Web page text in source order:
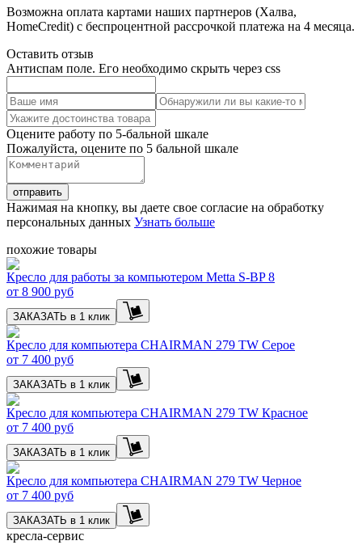
Возможна оплата картами наших партнеров (Халва,
НоmeCredit) с беспроцентной рассрочкой платежа на 4 месяца.
Оставить отзыв
Антиспам поле. Его необходимо скрыть через css
Оцените работу по 5-бальной шкале
Пожалуйста, оцените по 5 бальной шкале
отправить
Нажимая на кнопку, вы даете свое согласие на обработку
персональных данных Узнать больше
похожие товары
Кресло для работы за компьютером Metta S-BP 8
от 8 900 руб
ЗАКАЗАТЬ в 1 клик
Кресло для компьютера CHAIRMAN 279 TW Серое
от 7 400 руб
ЗАКАЗАТЬ в 1 клик
Кресло для компьютера CHAIRMAN 279 TW Красное
от 7 400 руб
ЗАКАЗАТЬ в 1 клик
Кресло для компьютера CHAIRMAN 279 TW Черное
от 7 400 руб
ЗАКАЗАТЬ в 1 клик
кресла-сервис